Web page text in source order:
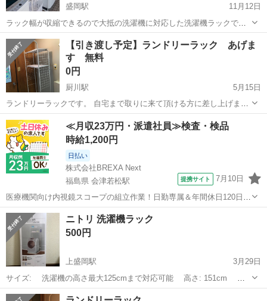
盛岡駅
11月12日
ラック幅が収縮できるので大抵の洗濯機に対応した洗濯機ラックで
す。 写真のカゴ等はサービスなので欲しい方には差し上げます。 安い
理由は、もともと着物屋さんなので異種商品を置いておくと店のイメ
ージが悪くなるた...
岩手 盛岡市 盛岡駅 収納家具 ラック
【引き渡し予定】ランドリーラック あげま
す 無料
0円
厨川駅
5月15日
ランドリーラックです。 自宅まで取りに来て頂ける方に差し上げま
す。 所々錆びてるところがありますが、まだまだ使用していただけま
す。
岩手 盛岡市 厨川駅 収納家具 ランドリー
≪月収23万円・派遣社員≫検査・検品
時給1,200円
日払い
株式会社BREXA Next
福島県 会津若松駅
提携サイト 7月10日
医療機関向け内視鏡スコープの組立作業！日勤専属＆年間休日120日
★◎20代～40代の男女活躍中！送迎あり！マイカー通勤OK◎無料駐車
場あり★日払いあり◎空調完備で快適作業！《福島県会津若松市》 人
気の工場のお仕事 ◇医療機...
福島 会津若松市 会津若松駅 その他
ニトリ 洗濯機ラック
500円
上盛岡駅
3月29日
サイズ: 洗濯機の高さ最大125cmまで対応可能 高さ: 151cm 有
効内寸（床から棚の高さ）: 121cm, 126cm, 131cm ...
岩手 盛岡市 上盛岡駅 収納家具